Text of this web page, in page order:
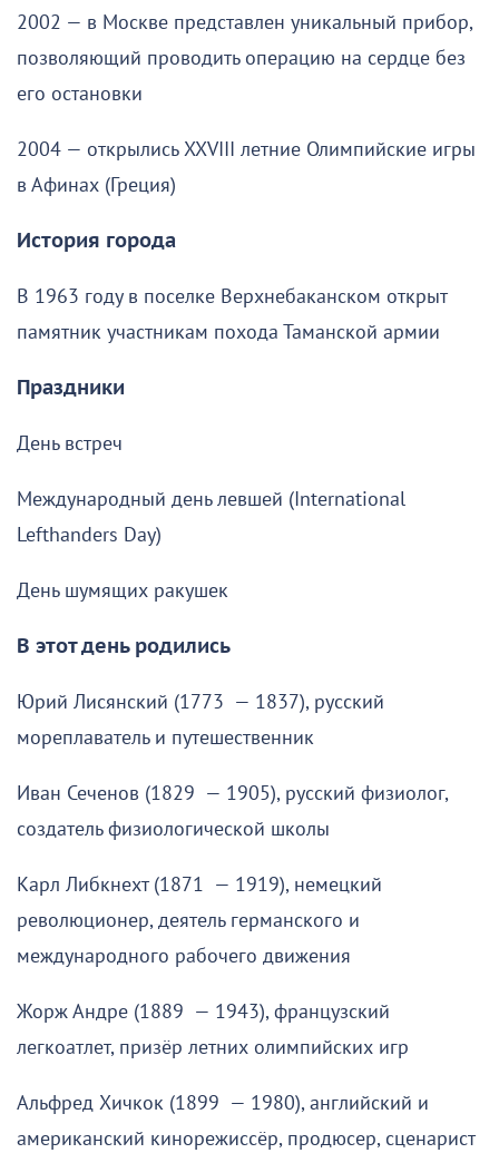
2002 — в Москве представлен уникальный прибор,
позволяющий проводить операцию на сердце без
его остановки
2004 — открылись XXVIII летние Олимпийские игры
в Афинах (Греция)
История города
В 1963 году в поселке Верхнебаканском открыт
памятник участникам похода Таманской армии
Праздники
День встреч
Международный день левшей (International
Lefthanders Day)
День шумящих ракушек
В этот день родились
Юрий Лисянский (1773 — 1837), русский
мореплаватель и путешественник
Иван Сеченов (1829 — 1905), русский физиолог,
создатель физиологической школы
Карл Либкнехт (1871 — 1919), немецкий
революционер, деятель германского и
международного рабочего движения
Жорж Андре (1889 — 1943), французский
легкоатлет, призёр летних олимпийских игр
Альфред Хичкок (1899 — 1980), английский и
американский кинорежиссёр, продюсер, сценарист